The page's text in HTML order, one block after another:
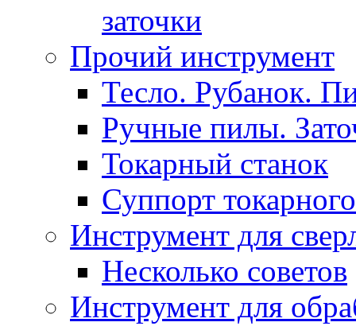
заточки
Прочий инструмент
Тесло. Рубанок.
Ручные пилы.
Токарный станок
Суппорт
Инструмент для
Несколько советов
Инструмент для